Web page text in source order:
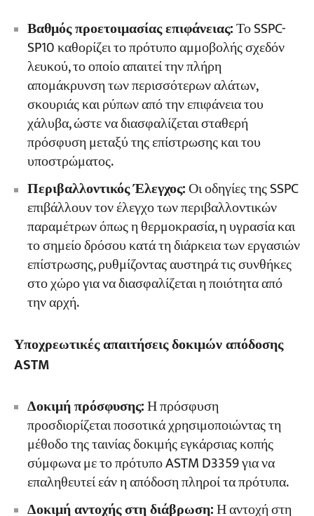
Βαθμός προετοιμασίας επιφάνειας:Το SSPC-
SP10 καθορίζει το πρότυπο αμμοβολής σχεδόν
λευκού, το οποίο απαιτεί την πλήρη
απομάκρυνση των περισσότερων αλάτων,
σκουριάς και ρύπων από την επιφάνεια του
χάλυβα, ώστε να διασφαλίζεται σταθερή
πρόσφυση μεταξύ της επίστρωσης και του
υποστρώματος.
Περιβαλλοντικός Έλεγχος:Οι οδηγίες της SSPC
επιβάλλουν τον έλεγχο των περιβαλλοντικών
παραμέτρων όπως η θερμοκρασία, η υγρασία και
το σημείο δρόσου κατά τη διάρκεια των εργασιών
επίστρωσης, ρυθμίζοντας αυστηρά τις συνθήκες
στο χώρο για να διασφαλίζεται η ποιότητα από
την αρχή.
Υποχρεωτικές απαιτήσεις δοκιμών απόδοσης
ASTM
Δοκιμή πρόσφυσης:Η πρόσφυση
προσδιορίζεται ποσοτικά χρησιμοποιώντας τη
μέθοδο της ταινίας δοκιμής εγκάρσιας κοπής
σύμφωνα με το πρότυπο ASTM D3359 για να
επαληθευτεί εάν η απόδοση πληροί τα πρότυπα.
Δοκιμή αντοχής στη διάβρωση:Η αντοχή στη